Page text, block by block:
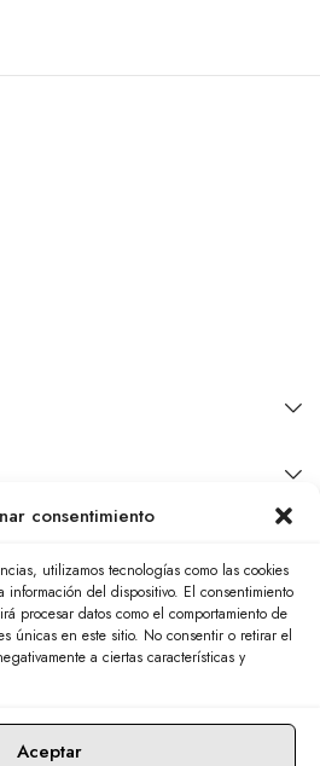
consentimiento
utilizamos tecnologías como las cookies
información del dispositivo. El consentimiento
procesar datos como el comportamiento de
únicas en este sitio. No consentir o retirar el
a ciertas características y
Aceptar